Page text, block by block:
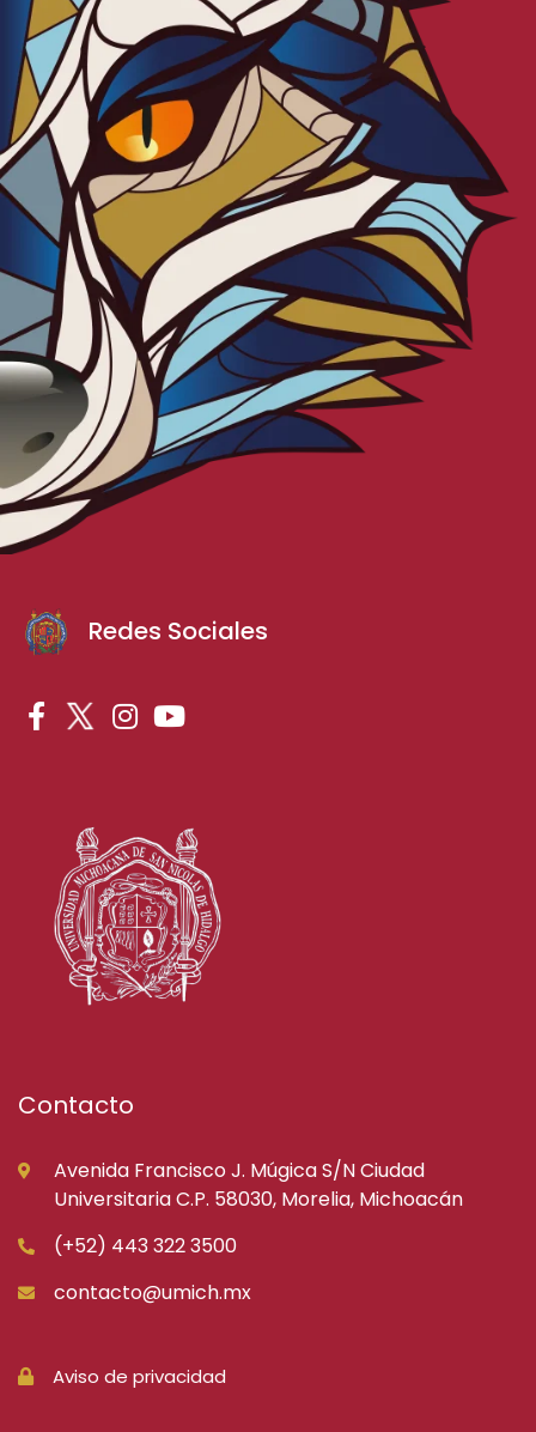
Redes Sociales
Contacto
Avenida Francisco J. Múgica S/N Ciudad
Universitaria C.P. 58030, Morelia, Michoacán
(+52) 443 322 3500
contacto@umich.mx
Aviso de privacidad